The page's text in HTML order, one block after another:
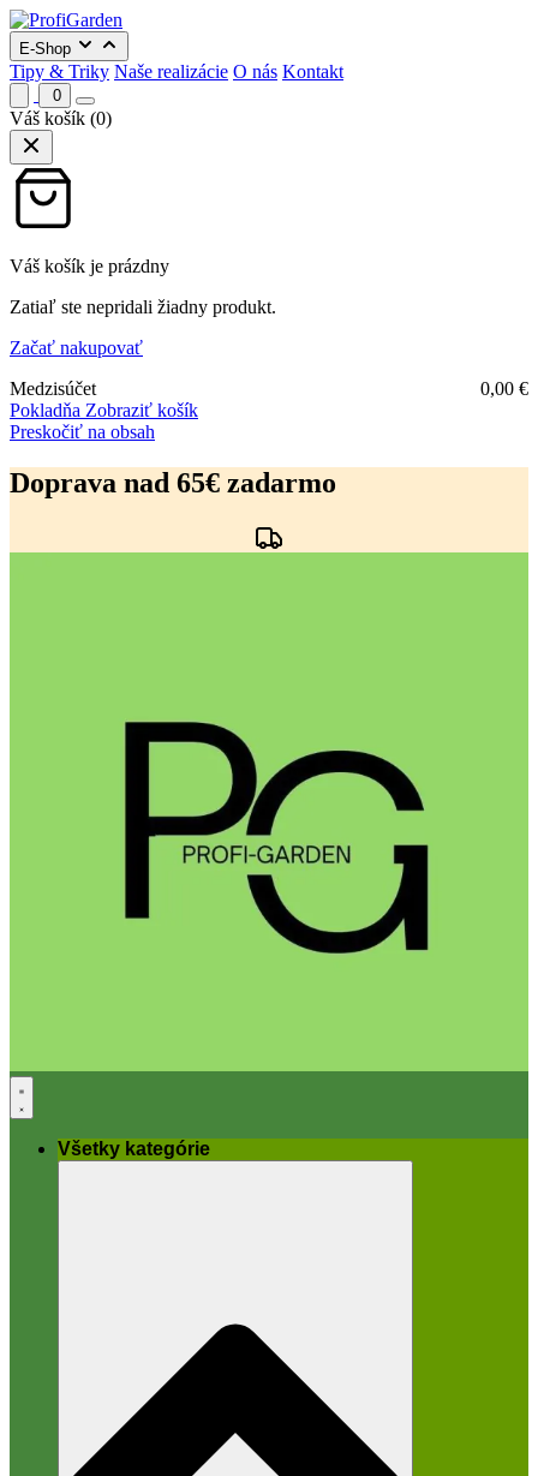
E-Shop
Tipy & Triky Naše realizácie O nás Kontakt
0
Váš košík (0)
Váš košík je prázdny
Zatiaľ ste nepridali žiadny produkt.
Začať nakupovať
Medzisúčet
0,00 €
Pokladňa Zobraziť košík
Preskočiť na obsah
Doprava nad 65€ zadarmo
Všetky kategórie